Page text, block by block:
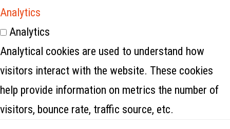
Analytics
Analytics
Analytical cookies are used to understand how
visitors interact with the website. These cookies
help provide information on metrics the number of
visitors, bounce rate, traffic source, etc.